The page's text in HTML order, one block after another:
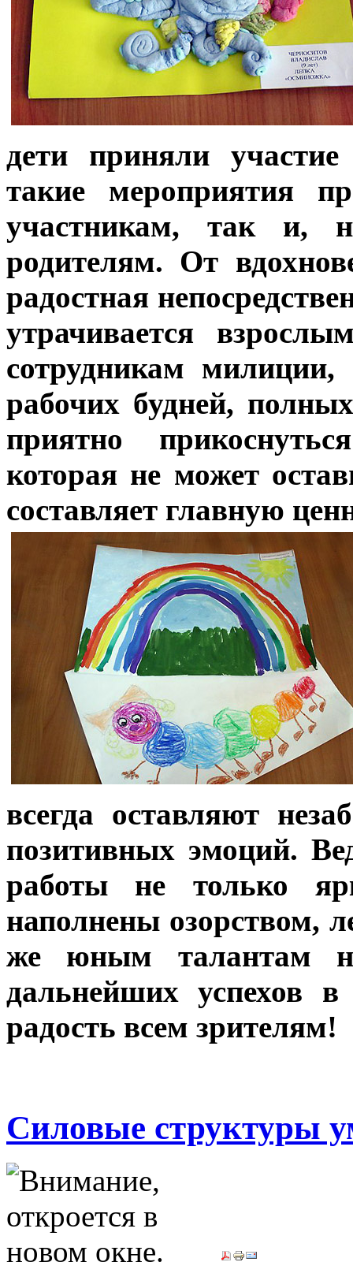
дети приняли
такие мероприятия
участникам, так и,
родителям. От
радостная
утрачивается
сотрудникам
рабочих будней,
приятно
которая не может
составляет главную
всегда оставляют
позитивных эмоций.
работы не только
наполнены озорством,
же юным талантам
дальнейших успехов
радость всем зрителям!
Силовые структуры